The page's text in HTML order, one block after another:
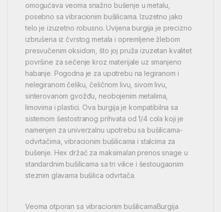
omogućava veoma snažno bušenje u metalu,
posebno sa vibracionim bušilicama. Izuzetno jako
telo je izuzetno robusno. Uvijena burgija je precizno
izbrušena iz čvrstog metala i opremljene žlebom
presvučenim oksidom, što joj pruža izuzetan kvalitet
površine za sečenje kroz materijale uz smanjeno
habanje. Pogodna je za upotrebu na legiranom i
nelegiranom čeliku, čeličnom livu, sivom livu,
sinterovanom gvožđu, neobojenim metalima,
limovima i plastici. Ova burgija je kompatibilna sa
sistemom šestostranog prihvata od 1/4 cola koji je
namenjen za univerzalnu upotrebu sa bušilicama-
odvrtačima, vibracionim bušilicama i stalcima za
bušenje. Hex držač za maksimalan prenos snage u
standardnim bušilicama sa tri vilice i šestougaonim
steznim glavama bušilica odvrtača.
Veoma otporan sa vibracionim bušilicamaBurgija